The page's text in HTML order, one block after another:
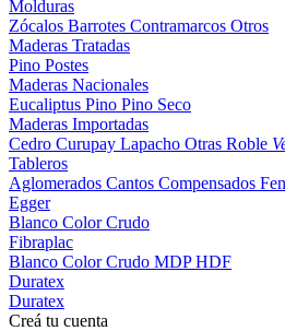
Molduras
Zócalos Barrotes Contramarcos Otros
Maderas Tratadas
Pino Postes
Maderas Nacionales
Eucaliptus Pino Pino Seco
Maderas Importadas
Cedro Curupay Lapacho Otras Roble
Tableros
Aglomerados Cantos Compensados
Egger
Blanco ColorCrudo
Fibraplac
Blanco ColorCrudo MDPHDF
Duratex
Duratex
Creá tu cuenta